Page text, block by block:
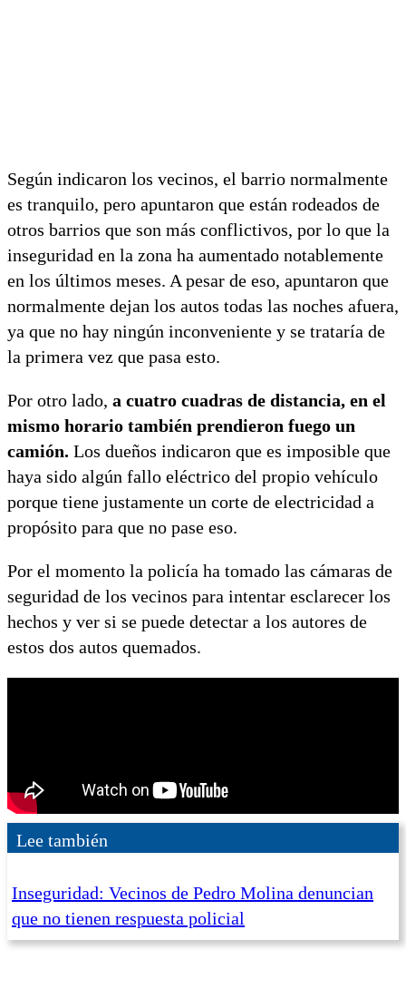
Según indicaron los vecinos, el barrio normalmente
es tranquilo, pero apuntaron que están rodeados de
otros barrios que son más conflictivos, por lo que la
inseguridad en la zona ha aumentado notablemente
en los últimos meses. A pesar de eso, apuntaron que
normalmente dejan los autos todas las noches afuera,
ya que no hay ningún inconveniente y se trataría de
la primera vez que pasa esto.
Por otro lado, a cuatro cuadras de distancia, en el
mismo horario también prendieron fuego un
camión. Los dueños indicaron que es imposible que
haya sido algún fallo eléctrico del propio vehículo
porque tiene justamente un corte de electricidad a
propósito para que no pase eso.
Por el momento la policía ha tomado las cámaras de
seguridad de los vecinos para intentar esclarecer los
hechos y ver si se puede detectar a los autores de
estos dos autos quemados.
Lee también
Inseguridad: Vecinos de Pedro Molina denuncian
que no tienen respuesta policial